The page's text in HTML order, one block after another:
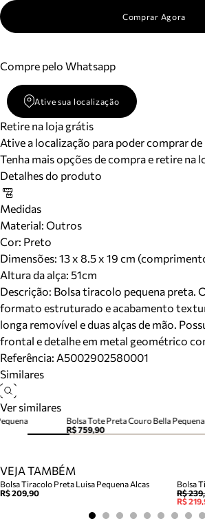
Comprar Agora
Compre pelo Whatsapp
Ative sua localização
Retire na loja grátis
Ative a localização para poder comprar
Tenha mais opções de compra e retire na
Detalhes do produto
Medidas
Material: Outros
Cor: Preto
Dimensões: 13 x 8.5 x 19 cm
Altura da alça: 51cm
Descrição: Bolsa tiracolo pequena preta.
formato estruturado e acabamento
longa removível e duas alças de mão.
frontal e detalhe em metal geométrico
Referência: A5002902580001
Similares
Ver similares
Bolsa Tote Preta Couro Bella Pequena
R$ 759,90
VEJA TAMBÉM
Bolsa Tiracolo Preta Luisa Pequena Alcas
R$ 209,90
Bolsa
R$
R$